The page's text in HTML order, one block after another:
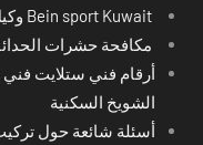
مكافحة حشرات
أرقام فني ستلايت
الشويخ السكنية
أسئلة شائعة حول